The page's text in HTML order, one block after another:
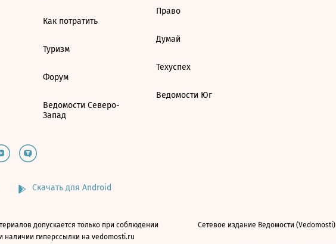
Как потратить
Туризм
Форум
Ведомости Северо-
Запад
Право
Думай
Техуспех
Ведомости Юг
Скачать для Android
допускается только при соблюдении
наличии гиперссылки на vedomosti.ru
Сетевое издание Ведомости (Vedomosti)